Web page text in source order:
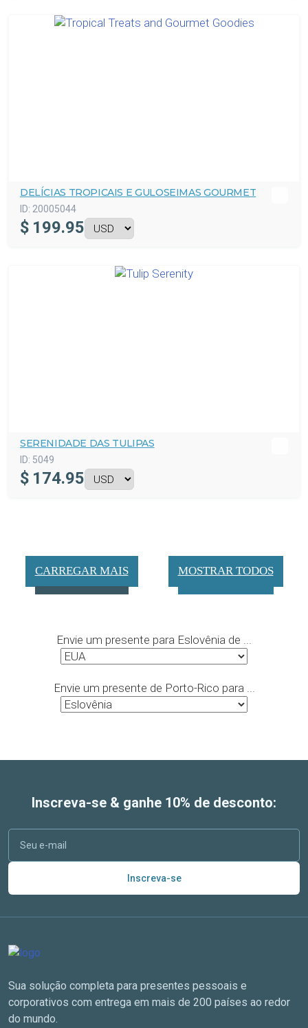
DELÍCIAS TROPICAIS E GULOSEIMAS GOURMET
ID: 20005044
$ 199.95
SERENIDADE DAS TULIPAS
ID: 5049
$ 174.95
CARREGAR MAIS MOSTRAR TODOS
Envie um presente para Eslovênia de ...
Envie um presente de Porto-Rico para ...
Inscreva-se & ganhe 10% de desconto:
Inscreva-se
Sua solução completa para presentes pessoais e
corporativos com entrega em mais de 200 países ao redor
do mundo.